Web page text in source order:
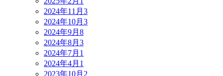
2024年11月 3
2024年10月 3
2024年9月 8
2024年8月 3
2024年7月 1
2024年4月 1
2023年10月 2